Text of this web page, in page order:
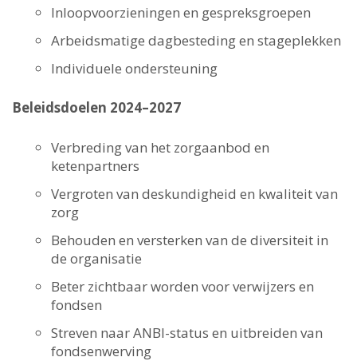
Inloopvoorzieningen en gespreksgroepen
Arbeidsmatige dagbesteding en stageplekken
Individuele ondersteuning
Beleidsdoelen 2024–2027
Verbreding van het zorgaanbod en
ketenpartners
Vergroten van deskundigheid en kwaliteit van
zorg
Behouden en versterken van de diversiteit in
de organisatie
Beter zichtbaar worden voor verwijzers en
fondsen
Streven naar ANBI-status en uitbreiden van
fondsenwerving